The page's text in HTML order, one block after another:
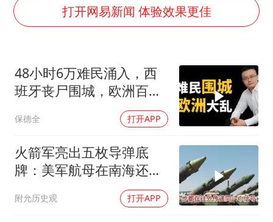
向鹏0-3不敌张本智和
河南某医院2.33亿工程串标案细节披露
今日立秋你咬秋了吗
东方之约 相约未来
打开网易新闻 体验效果更佳
48小时6万难民涌入，西
班牙丧尸围城，欧洲百年
保德全 打开APP
火箭军亮出五枚导弹底
牌：美军航母在南海还有
附允历史观 打开APP